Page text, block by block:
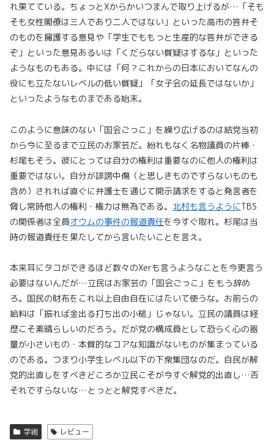
れ果てている。ちょっとXからかいつまんで取り上げるが…「そも
そも女性閣僚は三人であり二人ではない」といった高市の答弁そ
のものを擁護する意見や「学生でももっと生産的な答弁ができる
ぞ」といった意見あるいは「くだらない質疑はするな」といった
ようなものもある。中には「何？これからの日本においてなんの
役にも立たないレベルの低い質疑」「女子会の延長ではないか」
といったようなものまである始末。
このように意味のない「国会ごっこ」を繰り広げるのは結党当初
から今に至るまで立民のお家芸だ。紛れもなく名物議員の片棒・
杉尾もそう。彼にとっては自分の権利は重要なのに他人の権利は
重要ではない。自分が誹謗中傷（と思しきものですらないものも
含め）されれば直ぐに弁護士を通じて開示請求をすると発言者を
脅し常時他人の権利・権力は無為である。 北村も言うようにTBS
の関係者は全員オウムの事件の報道責任を今すぐ取れ。杉尾は当
時の報道責任を果たしてから言いたいことを言え。
本来耳にタコができるほど数々のXerも言うようなことを今更言う
必要はないんだが…立民はお家芸の「国会ごっこ」をもう辞め
ろ。国民の財布をこれ以上自由自在にはたいて使うな。お前らの
給料は「振れば金出る打ち出の小槌」じゃない。立民の議員は経
歴こそ素晴らしいのだろう。だが党の構成員として恐らく心の器
量が小さいもの・本質的なコアな知識がないものが集まっている
のである。つまり小学生レベル以下の下衆集団なのだ。自民が解
党的出直しをすべきどころか立民こそが今すぐ解党的出直し…否
それですらないな…とっとと解党すべきだ。
学術 レビュー